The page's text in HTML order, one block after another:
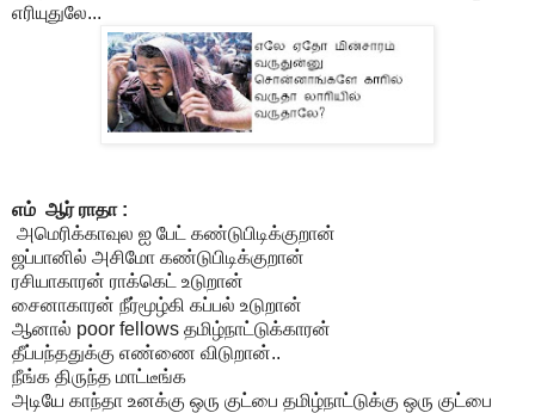
எரியுதுலே...
எம் ஆர் ராதா :
அமெரிக்காவுல ஐ பேட் கண்டுபிடிக்குறான்
ஜப்பானில் அசிமோ கண்டுபிடிக்குறான்
ரசியாகாரன் ராக்கெட் உடுறான்
சைனாகாரன் நீர்மூழ்கி கப்பல் உடுறான்
ஆனால் poor fellows தமிழ்நாட்டுக்காரன்
தீப்பந்ததுக்கு எண்ணை விடுறான்..
நீங்க திருந்த மாட்டீங்க
அடியே காந்தா உனக்கு ஒரு குட்பை தமிழ்நாட்டுக்கு ஒரு குட்பை